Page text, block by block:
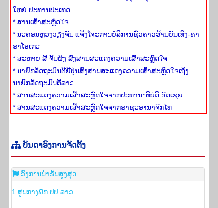
ໃຫຍ່ ປະທານປະເທດ
* ສານເສົ້າສະຫຼົດໃຈ
* ນະຄອນຫຼວງວຽງຈັນ ແຈ້ງໂຈະການບໍລິການຊົ່ວຄາວຮ້ານບັນເທິງ-ຄາ
ຣາໂອເກະ
* ສະຫາຍ ສີ ຈິ້ນຜິງ ສົ່ງສານສະແດງຄວາມເສົ້າສະຫຼົດໃຈ
* ນາຍົກລັດຖະມົນຕີຍີ່ປຸ່ນສົ່ງສານສະແດງຄວາມເສົ້າສະຫຼົດໃຈເຖິງ
ນາຍົກລັດຖະມົນຕີລາວ
* ສານສະແດງຄວາມເສົ້າສະຫຼົດໃຈຈາກປະທານາທິບໍດີ ຣັດເຊຍ
* ສານສະແດງຄວາມເສົ້າສະຫຼົດໃຈຈາກຣາຊະອານາຈັກໄທ
ບັນ​ດາ​ອົງ​ການ​ຈັດ​ຕັ້ງ
ອົງ​ການ​ນຳ​ຂັ້ນ​ສູງສຸດ
1.ສູນ​ກາງ​ພັກ ປ​ປ ລາວ